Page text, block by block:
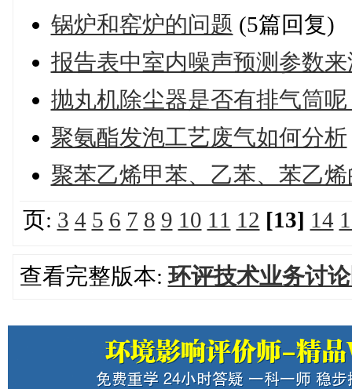
锅炉和窑炉的问题 (5篇回复)
报告表中室内噪声预测参数来
抛丸机除尘器是否有排气筒呢
聚氨酯发泡工艺废气如何分析
聚苯乙烯甲苯、乙苯、苯乙
页: 3 4 5 6 7 8 9 10 11 12 [13] 14
查看完整版本:环评技术业务讨